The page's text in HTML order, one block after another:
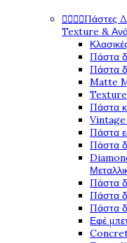
Πάστες
Texture &
Πάστα
Πάστα
Matte
Πάστα
Vintage
Πάστα
Πάστα
Πάστα
Πάστα
Πάστα
Εφέ